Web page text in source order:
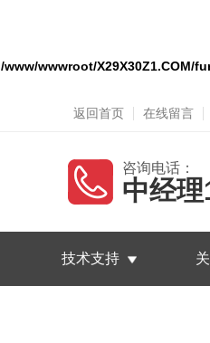
/www/wwwroot/X29X30Z1.COM/
返回首页 在线留言
咨询电话：
中经
技术支持